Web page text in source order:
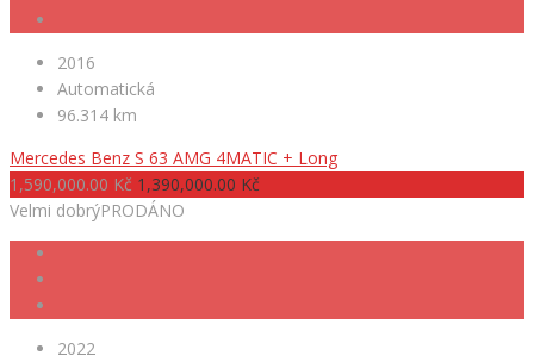
2016
Automatická
96.314 km
Mercedes Benz S 63 AMG 4MATIC + Long
1,590,000.00 Kč 1,390,000.00 Kč
Velmi dobrýPRODÁNO
2022